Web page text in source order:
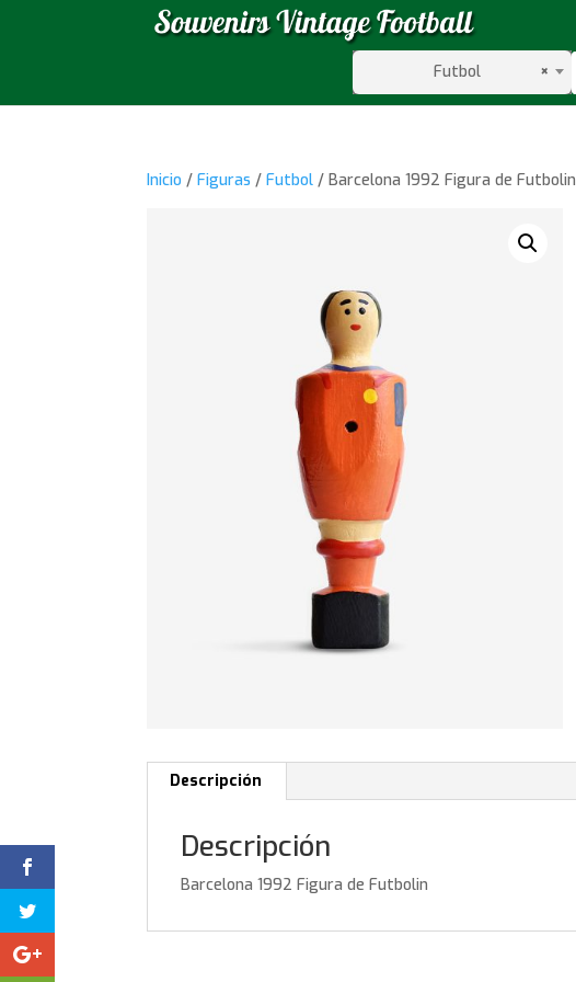
×
Futbol
Inicio /Figuras /Futbol / Barcelona 1992 Figura de Futbolin
Descripción
Descripción
Barcelona 1992 Figura de Futbolin